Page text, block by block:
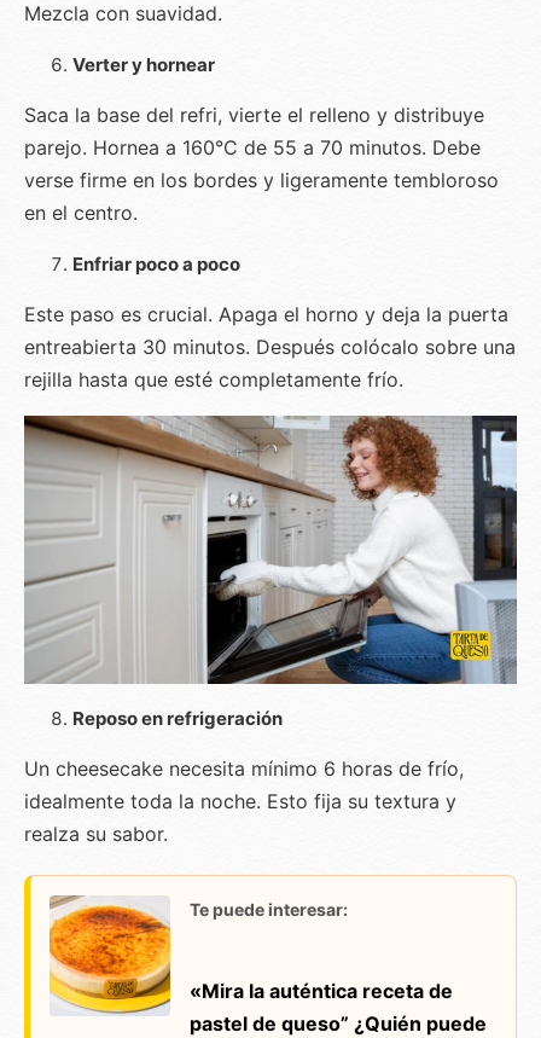
Mezcla con suavidad.
Verter y hornear
Saca la base del refri, vierte el relleno y distribuye
parejo. Hornea a 160°C de 55 a 70 minutos. Debe
verse firme en los bordes y ligeramente tembloroso
en el centro.
Enfriar poco a poco
Este paso es crucial. Apaga el horno y deja la puerta
entreabierta 30 minutos. Después colócalo sobre una
rejilla hasta que esté completamente frío.
Reposo en refrigeración
Un cheesecake necesita mínimo 6 horas de frío,
idealmente toda la noche. Esto fija su textura y
realza su sabor.
Te puede interesar:
«Mira la auténtica receta de
pastel de queso” ¿Quién puede